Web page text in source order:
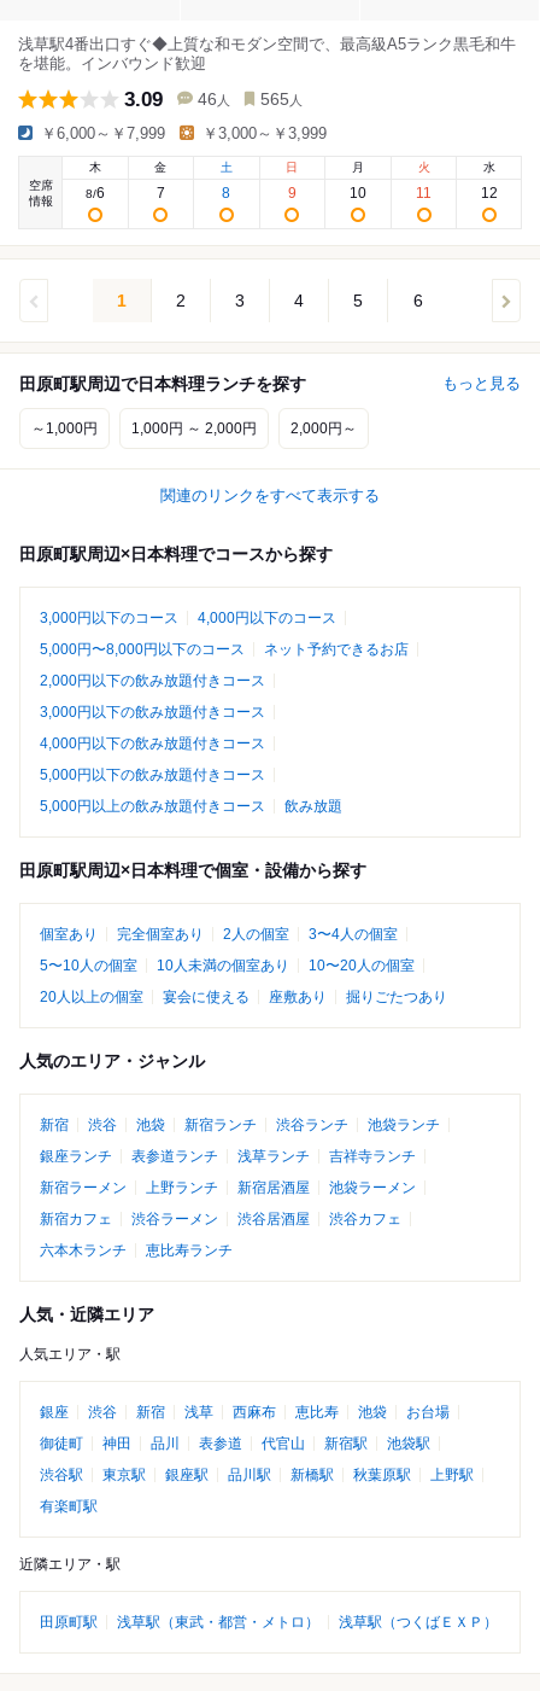
浅草駅4番出口すぐ◆上質な和モダン空間で、最高級A5ランク黒毛和牛
を堪能。インバウンド歓迎
3.09 46 人 565 人
￥6,000～￥7,999 ￥3,000～￥3,999
空席
情報
木
8/6
金
7
土
8
日
9
月
10
火
11
水
12
1 2 3 4 5 6
田原町駅周辺で日本料理ランチを探す もっと見る
～1,000円 1,000円 ～ 2,000円 2,000円～
関連のリンクをすべて表示する
田原町駅周辺×日本料理でコースから探す
3,000円以下のコース
4,000円以下のコース
5,000円〜8,000円以下のコース
ネット予約できるお店
2,000円以下の飲み放題付きコース
3,000円以下の飲み放題付きコース
4,000円以下の飲み放題付きコース
5,000円以下の飲み放題付きコース
5,000円以上の飲み放題付きコース
飲み放題
田原町駅周辺×日本料理で個室・設備から探す
個室あり 完全個室あり 2人の個室
3〜4人の個室
5〜10人の個室
10人未満の個室あり
10〜20人の個室
20人以上の個室
宴会に使える 座敷あり 掘りごたつあり
人気のエリア・ジャンル
新宿 渋谷 池袋 新宿ランチ 渋谷ランチ
池袋ランチ
銀座ランチ
表参道ランチ 浅草ランチ
吉祥寺ランチ
新宿ラーメン
上野ランチ 新宿居酒屋
池袋ラーメン
新宿カフェ
渋谷ラーメン 渋谷居酒屋
渋谷カフェ
六本木ランチ
恵比寿ランチ
人気・近隣エリア
人気エリア・駅
銀座 渋谷 新宿 浅草 西麻布 恵比寿 池袋
お台場
御徒町
神田 品川 表参道 代官山 新宿駅
池袋駅
渋谷駅
東京駅 銀座駅 品川駅 新橋駅 秋葉原駅
上野駅
有楽町駅
近隣エリア・駅
田原町駅 浅草駅（東武・都営・メトロ） 浅草駅（つくばＥＸＰ）